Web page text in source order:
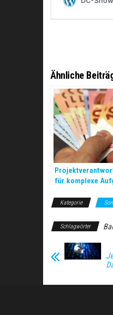
Ähnliche
für komplexe
Kategorie
Schlagwörter